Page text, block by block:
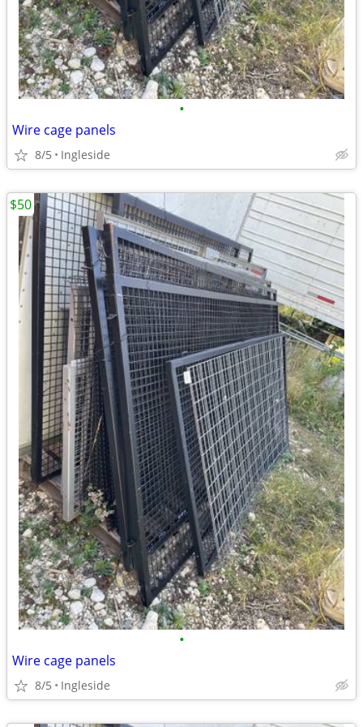
•
Wire cage panels
8/5 Ingleside
•
Wire cage panels
8/5 Ingleside
$50